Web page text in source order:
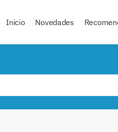
Inicio Novedades